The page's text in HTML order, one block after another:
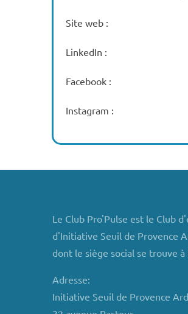
Site web :
LinkedIn :
Facebook :
Instagram :
Le Club Pro'Pulse est le Club
d'Initiative Seuil de Provence
dont le siège social se trouve à
Adresse:
Initiative Seuil de Provence